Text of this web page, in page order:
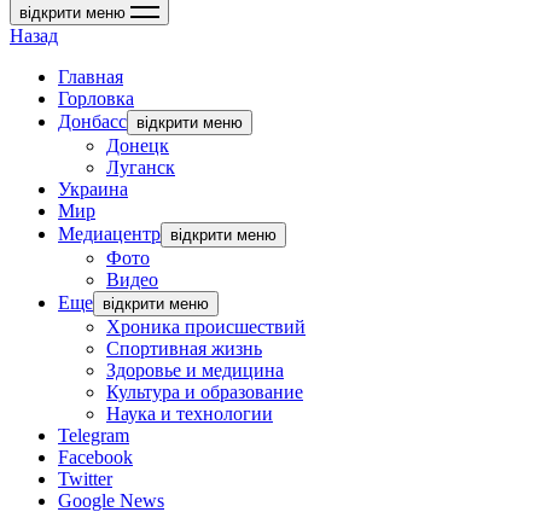
відкрити меню
Назад
Главная
Горловка
Донбасс відкрити меню
Донецк
Луганск
Украина
Мир
Медиацентр відкрити меню
Фото
Видео
Еще відкрити меню
Хроника происшествий
Спортивная жизнь
Здоровье и медицина
Культура и образование
Наука и технологии
Telegram
Facebook
Twitter
Google News